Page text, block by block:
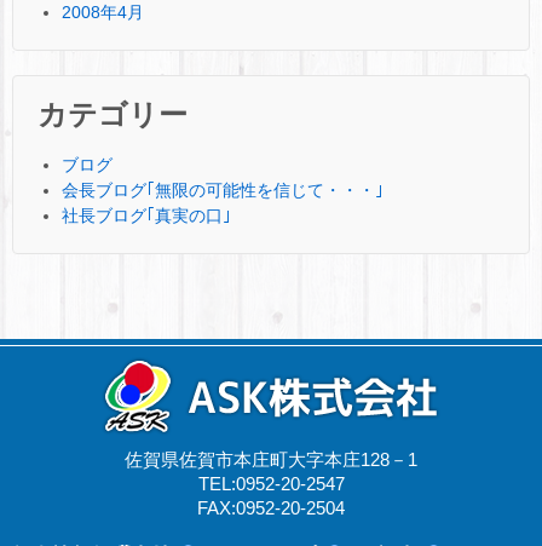
2008年4月
カテゴリー
ブログ
会長ブログ｢無限の可能性を信じて・・・｣
社長ブログ｢真実の口｣
佐賀県佐賀市本庄町大字本庄128－1
TEL:0952-20-2547
FAX:0952-20-2504